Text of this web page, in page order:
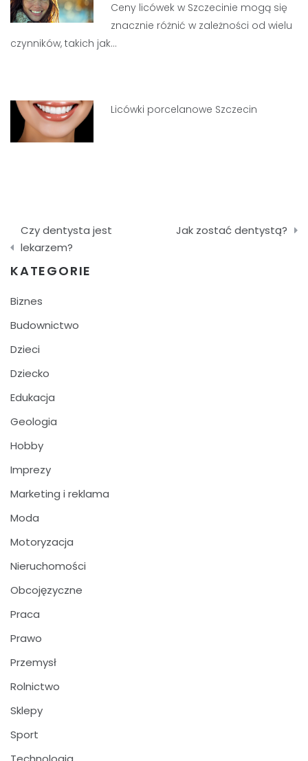
Ceny licówek w Szczecinie mogą się
znacznie różnić w zależności od wielu
czynników, takich jak…
Licówki porcelanowe Szczecin
Nawigacja
wpisu
Czy dentysta jest
lekarzem?
Jak zostać dentystą?
KATEGORIE
Biznes
Budownictwo
Dzieci
Dziecko
Edukacja
Geologia
Hobby
Imprezy
Marketing i reklama
Moda
Motoryzacja
Nieruchomości
Obcojęzyczne
Praca
Prawo
Przemysł
Rolnictwo
Sklepy
Sport